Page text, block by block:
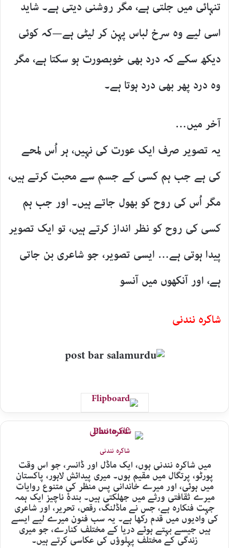
تنہائی میں جلتی ہے، مگر روشنی دیتی ہے۔ شاید
اسی لیے وہ سرخ لباس پہن کر لیٹی ہے—کہ کوئی
دیکھ سکے کہ درد بھی خوبصورت ہو سکتا ہے، مگر
وہ درد پھر بھی درد ہوتا ہے۔
آخر میں…
یہ تصویر صرف ایک عورت کی نہیں، ہر اُس لمحے
کی ہے جب ہم کسی کے جسم سے محبت کرتے ہیں،
مگر اُس کی روح کو بھول جاتے ہیں۔ اور جب ہم
کسی کی روح کو نظر انداز کرتے ہیں، تو ایک تصویر
پیدا ہوتی ہے… ایسی تصویر، جو شاعری بن جاتی
ہے، اور آنکھوں میں آنسو
شاکرہ نندنی
شاکرہ نندنی
میں شاکرہ نندنی ہوں، ایک ماڈل اور ڈانسر، جو اس وقت
پورٹو، پرتگال میں مقیم ہوں۔ میری پیدائش لاہور، پاکستان
میں ہوئی، اور میرے خاندانی پس منظر کی متنوع روایات
میرے ثقافتی ورثے میں جھلکتی ہیں۔ بندۂ ناچیز ایک ہمہ
جہت فنکارہ ہے، جس نے ماڈلنگ، رقص، تحریر، اور شاعری
کی وادیوں میں قدم رکھا ہے۔ یہ سب فنون میرے لیے ایسے
ہیں جیسے بہتے ہوئے دریا کے مختلف کنارے، جو میری
زندگی کے مختلف پہلوؤں کی عکاسی کرتے ہیں۔